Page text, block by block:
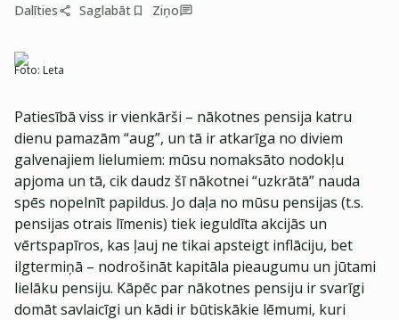
Dalīties Saglabāt Ziņo
Foto: Leta
Patiesībā viss ir vienkārši – nākotnes pensija katru
dienu pamazām “aug”, un tā ir atkarīga no diviem
galvenajiem lielumiem: mūsu nomaksāto nodokļu
apjoma un tā, cik daudz šī nākotnei “uzkrātā” nauda
spēs nopelnīt papildus. Jo daļa no mūsu pensijas (t.s.
pensijas otrais līmenis) tiek ieguldīta akcijās un
vērtspapīros, kas ļauj ne tikai apsteigt inflāciju, bet
ilgtermiņā – nodrošināt kapitāla pieaugumu un jūtami
lielāku pensiju. Kāpēc par nākotnes pensiju ir svarīgi
domāt savlaicīgi un kādi ir būtiskākie lēmumi, kuri